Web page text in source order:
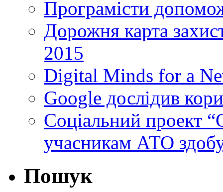
Програмісти
Дорожня карта
2015
Digital Minds for a
Google дослідив
Cоціальний проект
учасникам АТО
Пошук